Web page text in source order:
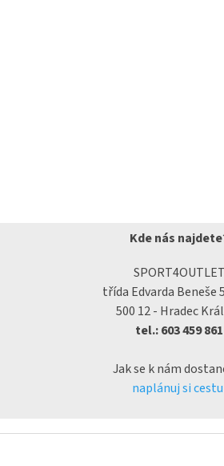
Kde nás
SPORT4OUTLET
třída Edvarda Beneše
500 12 - Hradec
tel.: 603 459 861
Jak se k nám
naplánuj si